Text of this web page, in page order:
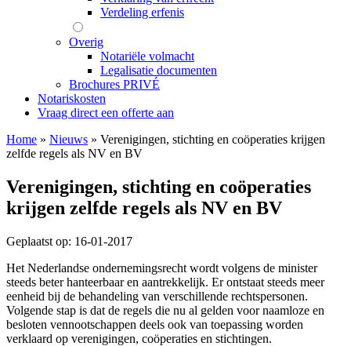
Verdeling erfenis
Overig
Notariële volmacht
Legalisatie documenten
Brochures PRIVÉ
Notariskosten
Vraag direct een offerte aan
Home » Nieuws » Verenigingen, stichting en coöperaties krijgen
zelfde regels als NV en BV
Verenigingen, stichting en coöperaties
krijgen zelfde regels als NV en BV
Geplaatst op: 16-01-2017
Het Nederlandse ondernemingsrecht wordt volgens de minister
steeds beter hanteerbaar en aantrekkelijk. Er ontstaat steeds meer
eenheid bij de behandeling van verschillende rechtspersonen.
Volgende stap is dat de regels die nu al gelden voor naamloze en
besloten vennootschappen deels ook van toepassing worden
verklaard op verenigingen, coöperaties en stichtingen.